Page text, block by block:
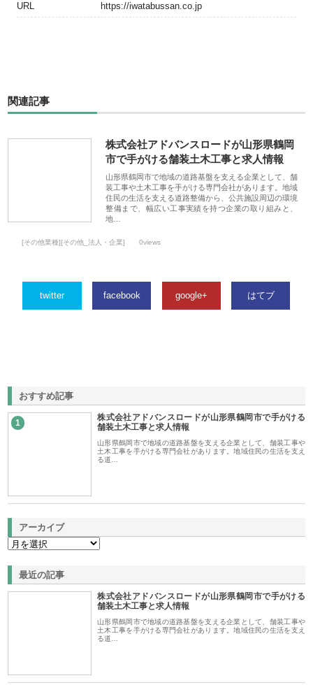
URL https://iwatabussan.co.jp
関連記事
株式会社アドバンスロードが山形県鶴岡
市で手がける舗装土木工事と求人情報
山形県鶴岡市で地域の道路基盤を支える企業として、舗
装工事や土木工事を手がける専門会社があります。地域
住民の生活を支える道路整備から、公共施設周辺の環境
整備まで、幅広い工事実績を持つ企業の取り組みと、
地…
[その他業種][その他_法人・企業] 0views
twitter facebook google+ はてブ
おすすめ記事
1
株式会社アドバンスロードが山形県鶴岡市で手がける
舗装土木工事と求人情報
山形県鶴岡市で地域の道路基盤を支える企業として、舗装工事や
土木工事を手がける専門会社があります。地域住民の生活を支え
る道…
アーカイブ
最近の記事
株式会社アドバンスロードが山形県鶴岡市で手がける
舗装土木工事と求人情報
山形県鶴岡市で地域の道路基盤を支える企業として、舗装工事や
土木工事を手がける専門会社があります。地域住民の生活を支え
る道…